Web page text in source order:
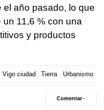
el año pasado, lo que
11,6 % con una
y productos
Vigo ciudad Tierra Urbanismo
Comentar ·